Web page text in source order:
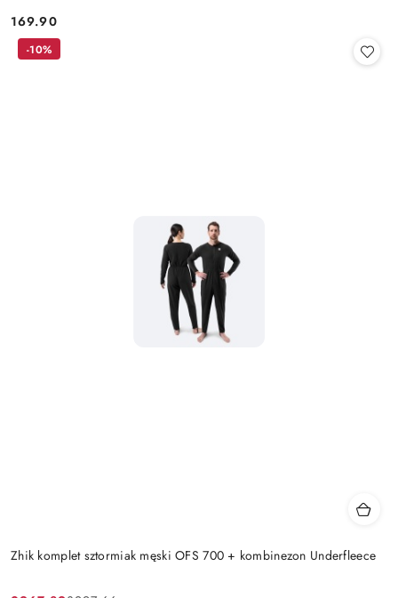
Cena:
169.90
Zhik komplet sztormiak męski OFS 700 + kombinezon Underfleece
-10%